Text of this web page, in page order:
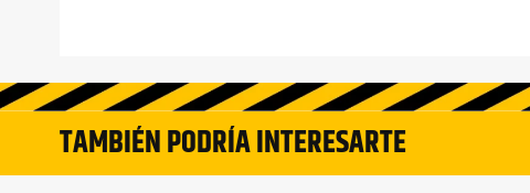
TAMBIÉN PODRÍA INTERESARTE